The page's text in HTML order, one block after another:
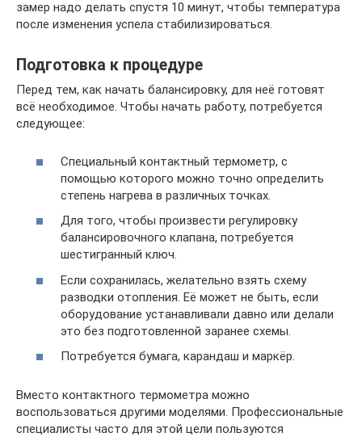
замер надо делать спустя 10 минут, чтобы температура
после изменения успела стабилизироваться.
Подготовка к процедуре
Перед тем, как начать балансировку, для неё готовят
всё необходимое. Чтобы начать работу, потребуется
следующее:
Специальный контактный термометр, с
помощью которого можно точно определить
степень нагрева в различных точках.
Для того, чтобы произвести регулировку
балансировочного клапана, потребуется
шестигранный ключ.
Если сохранилась, желательно взять схему
разводки отопления. Её может не быть, если
оборудование устанавливали давно или делали
это без подготовленной заранее схемы.
Потребуется бумага, карандаш и маркёр.
Вместо контактного термометра можно
воспользоваться другими моделями. Профессиональные
специалисты часто для этой цели пользуются